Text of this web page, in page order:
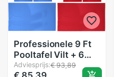
Professionele 9 Ft
Pooltafel Vilt + 6
Vilt Strips Biljart
Adviesprijs:€ 93,89